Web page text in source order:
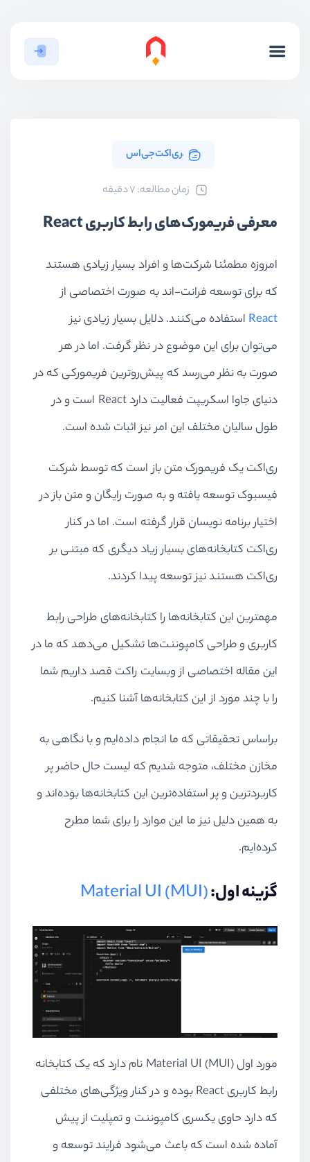
ٰری‌اکت‌جی‌اس
ﺯﻣﺎﻥ ﻣﻄﺎﻟﻌﻪ: 7 دقیقه
معرفی فریمورک‌های رابط کاربری React
امروزه مطمئنا شرکت‌ها و افراد بسیار زیادی هستند
که برای توسعه فرانت-اند به صورت اختصاصی از
React استفاده می‌کنند. دلایل بسیار زیادی نیز
می‌توان برای این موضوع در نظر گرفت. اما در هر
صورت به نظر می‌رسد که پیش‌روترین فریمورکی که در
دنیای جاوا اسکریپت فعالیت داردReact است و در
طول سالیان مختلف این امر نیز اثبات شده است.
ری‌اکت یک فریمورک متن باز است که توسط شرکت
فیسبوک توسعه یافته و به صورت رایگان و متن باز در
اختیار برنامه نویسان قرار گرفته است. اما در کنار
ری‌اکت کتابخانه‌های بسیار زیاد دیگری که مبتنی بر
ری‌اکت هستند نیز توسعه پیدا کردند.
مهمترین این کتابخانه‌ها را کتابخانه‌های طراحی رابط
کاربری و طراحی کامپوننت‌ها تشکیل می‌دهد که ما در
این مقاله اختصاصی از وبسایت راکت قصد داریم شما
را با چند مورد از این کتابخانه‌ها آشنا کنیم.
براساس تحقیقاتی که ما انجام داده‌ایم و با نگاهی به
مخازن مختلف، متوجه شدیم که لیست حال حاضر پر
کاربردترین و پر استفاده‌ترین این کتابخانه‌ها بوده‌اند و
به همین دلیل نیز ما این موارد را برای شما مطرح
کرده‌ایم.
گزینه اول:Material UI (MUI)
مورد اولMaterial UI (MUI) نام دارد که یک کتابخانه
رابط کاربریReactبوده و در کنار ویژگی‌های مختلفی
که دارد حاوی یکسری کامپوننت و تمپلیت از پیش
آماده شده است که باعث می‌شود فرایند توسعه و